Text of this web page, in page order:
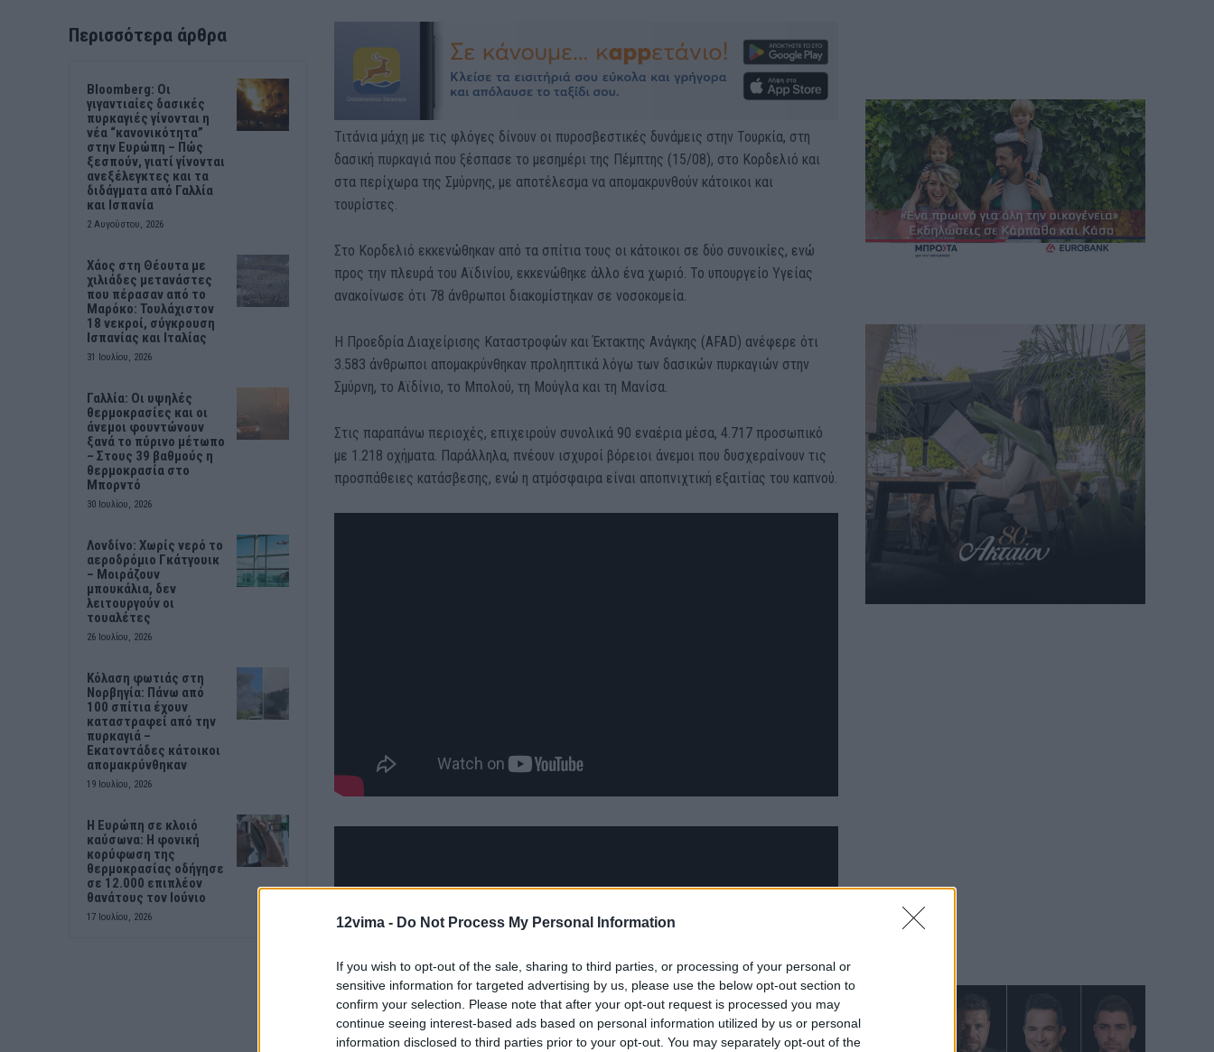
12vima - Do Not Process My Personal Information
If you wish to opt-out of the sale, sharing to third parties, or processing of your personal or
sensitive information for targeted advertising by us, please use the below opt-out section to
confirm your selection. Please note that after your opt-out request is processed you may
continue seeing interest-based ads based on personal information utilized by us or personal
information disclosed to third parties prior to your opt-out. You may separately opt-out of the
Περισσότερα άρθρα
Bloomberg: Οι
γιγαντιαίες δασικές
πυρκαγιές γίνονται η
νέα “κανονικότητα”
στην Ευρώπη – Πώς
ξεσπούν, γιατί γίνονται
ανεξέλεγκτες και τα
διδάγματα από Γαλλία
και Ισπανία
2 Αυγούστου, 2026
Χάος στη Θέουτα με
χιλιάδες μετανάστες
που πέρασαν από το
Μαρόκο: Τουλάχιστον
18 νεκροί, σύγκρουση
Ισπανίας και Ιταλίας
31 Ιουλίου, 2026
Γαλλία: Οι υψηλές
θερμοκρασίες και οι
άνεμοι φουντώνουν
ξανά το πύρινο μέτωπο
– Στους 39 βαθμούς η
θερμοκρασία στο
Μπορντό
30 Ιουλίου, 2026
Λονδίνο: Χωρίς νερό το
αεροδρόμιο Γκάτγουικ
– Μοιράζουν
μπουκάλια, δεν
λειτουργούν οι
τουαλέτες
26 Ιουλίου, 2026
Κόλαση φωτιάς στη
Νορβηγία: Πάνω από
100 σπίτια έχουν
καταστραφεί από την
πυρκαγιά –
Εκατοντάδες κάτοικοι
απομακρύνθηκαν
19 Ιουλίου, 2026
H Ευρώπη σε κλοιό
καύσωνα: Η φονική
κορύφωση της
θερμοκρασίας οδήγησε
σε 12.000 επιπλέον
θανάτους τον Ιούνιο
17 Ιουλίου, 2026
Τιτάνια μάχη με τις φλόγες δίνουν οι πυροσβεστικές δυνάμεις στην Τουρκία, στη
δασική πυρκαγιά που ξέσπασε το μεσημέρι της Πέμπτης (15/08), στο Κορδελιό και
στα περίχωρα της Σμύρνης, με αποτέλεσμα να απομακρυνθούν κάτοικοι και
τουρίστες.
Στο Κορδελιό εκκενώθηκαν από τα σπίτια τους οι κάτοικοι σε δύο συνοικίες, ενώ
προς την πλευρά του Αϊδινίου, εκκενώθηκε άλλο ένα χωριό. Το υπουργείο Υγείας
ανακοίνωσε ότι 78 άνθρωποι διακομίστηκαν σε νοσοκομεία.
Η Προεδρία Διαχείρισης Καταστροφών και Έκτακτης Ανάγκης (AFAD) ανέφερε ότι
3.583 άνθρωποι απομακρύνθηκαν προληπτικά λόγω των δασικών πυρκαγιών στην
Σμύρνη, το Αϊδίνιο, το Μπολού, τη Μούγλα και τη Μανίσα.
Στις παραπάνω περιοχές, επιχειρούν συνολικά 90 εναέρια μέσα, 4.717 προσωπικό
με 1.218 οχήματα. Παράλληλα, πνέουν ισχυροί βόρειοι άνεμοι που δυσχεραίνουν τις
προσπάθειες κατάσβεσης, ενώ η ατμόσφαιρα είναι αποπνιχτική εξαιτίας του καπνού.